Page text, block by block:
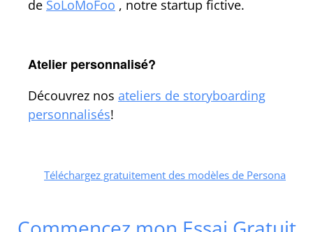
de SoLoMoFoo , notre startup fictive.
Atelier personnalisé?
Découvrez nos ateliers de storyboarding
personnalisés!
Téléchargez gratuitement des modèles de Persona